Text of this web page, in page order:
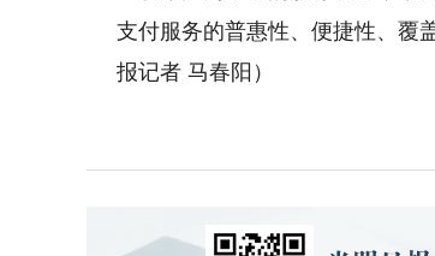
支付服务的普惠性、便捷性、覆
报记者 马春阳）